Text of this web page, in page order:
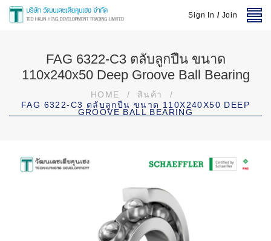
Sign In / Join
FAG 6322-C3 ตลับลูกปืน ขนาด
110x240x50 Deep Groove Ball Bearing
HOME / สินค้า
/
FAG 6322-C3 ตลับลูกปืน ขนาด 110X240X50 DEEP
GROOVE BALL BEARING